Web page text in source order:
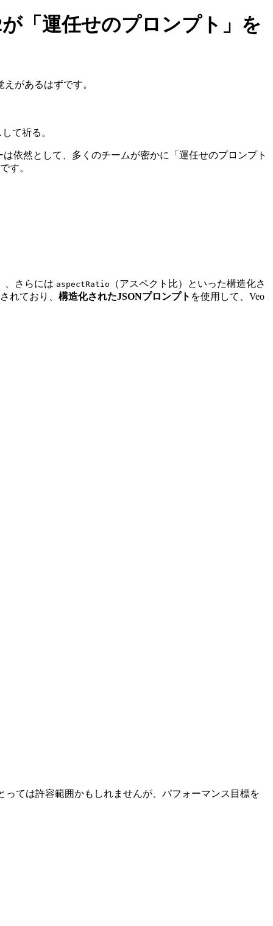
「運任せのプロンプト」を
があるはずです。
て祈る。
依然として、多くのチームが密かに「運任せのプロンプト
す。
、さらには aspectRatio
（アスペクト比）といった構造化さ
れており、 構造化されたJSONプロンプト を使用して、Veo
ては許容範囲かもしれませんが、パフォーマンス目標を